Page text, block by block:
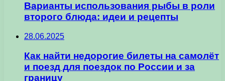
Варианты использования рыбы в роли
второго блюда: идеи и рецепты
28.06.2025
Как найти недорогие билеты на самолёт
и поезд для поездок по России и за
границу